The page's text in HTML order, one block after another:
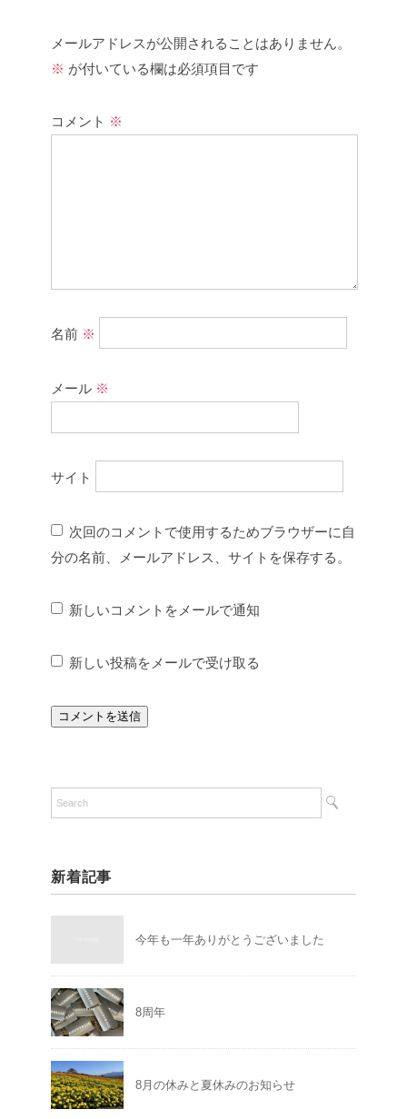
メールアドレスが公開されることはありません。
※ が付いている欄は必須項目です
コメント ※
名前 ※
メール ※
サイト
次回のコメントで使用するためブラウザーに自
分の名前、メールアドレス、サイトを保存する。
新しいコメントをメールで通知
新しい投稿をメールで受け取る
新着記事
今年も一年ありがとうございました
8周年
8月の休みと夏休みのお知らせ